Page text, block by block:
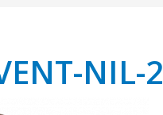
NIL-2